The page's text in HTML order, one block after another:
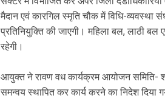
मैदान एवं कारगिल स्मृति चौक में विधि-व्यवस्था
प्रतिनियुक्ति की जाएगी। महिला बल, लाठी
रहेगी।
आयुक्त ने रावण वध कार्यक्रम आयोजन समिति-
समन्वय स्थापित कर कार्य करने का निदेश दिया